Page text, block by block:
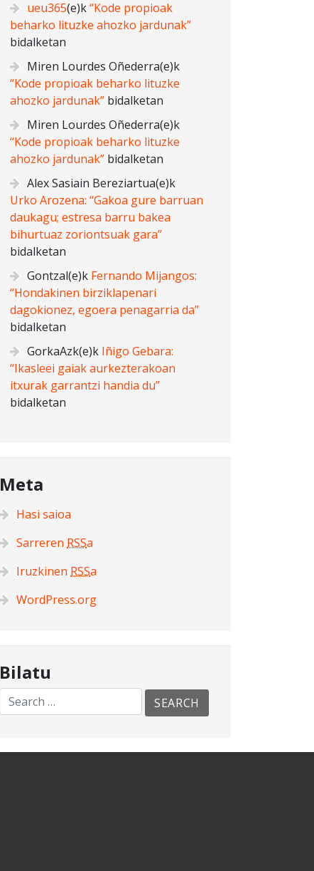
ueu365(e)k“Kode propioak
beharko lituzke ahozko jardunak”
bidalketan
Miren Lourdes Oñederra(e)k
“Kode propioak beharko lituzke
ahozko jardunak” bidalketan
Miren Lourdes Oñederra(e)k
“Kode propioak beharko lituzke
ahozko jardunak” bidalketan
Alex Sasiain Bereziartua(e)k
Urko Arozena: “Gakoa gure barruan
daukagu; estresa barru bakea
bihurtuaz zoriontsuak gara”
bidalketan
Gontzal(e)k Fernando Mijangos:
“Hondakinen birziklapenari
dagokionez, egoera penagarria da”
bidalketan
GorkaAzk(e)k Iñigo Gebara:
“Ikasleei gaiak aurkezterakoan
itxurak garrantzi handia du”
bidalketan
Meta
Hasi saioa
Sarreren RSSa
Iruzkinen RSSa
WordPress.org
Bilatu